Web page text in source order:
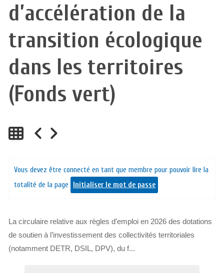
d’accélération de la
transition écologique
dans les territoires
(Fonds vert)
Vous devez être connecté en tant que membre pour pouvoir lire la
totalité de la page
Initialiser le mot de passe
La circulaire relative aux règles d’emploi en 2026 des dotations
de soutien à l’investissement des collectivités territoriales
(notamment DETR, DSIL, DPV), du f...